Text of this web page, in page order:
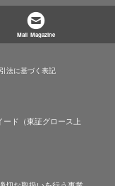
Mail Magazine
法に基づく表記
ド（東証グロース上